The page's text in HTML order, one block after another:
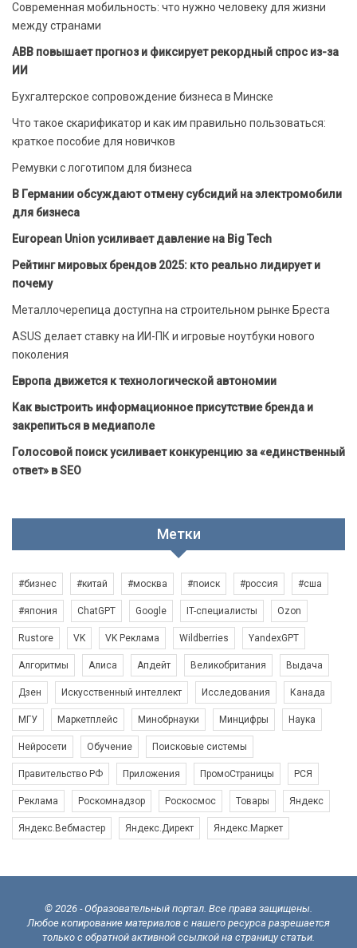
Современная мобильность: что нужно человеку для жизни
между странами
ABB повышает прогноз и фиксирует рекордный спрос из-за
ИИ
Бухгалтерское сопровождение бизнеса в Минске
Что такое скарификатор и как им правильно пользоваться:
краткое пособие для новичков
Ремувки с логотипом для бизнеса
В Германии обсуждают отмену субсидий на электромобили
для бизнеса
European Union усиливает давление на Big Tech
Рейтинг мировых брендов 2025: кто реально лидирует и
почему
Металлочерепица доступна на строительном рынке Бреста
ASUS делает ставку на ИИ-ПК и игровые ноутбуки нового
поколения
Европа движется к технологической автономии
Как выстроить информационное присутствие бренда и
закрепиться в медиаполе
Голосовой поиск усиливает конкуренцию за «единственный
ответ» в SEO
Метки
#бизнес #китай #москва #поиск #россия #сша
#япония ChatGPT Google IT-специалисты Ozon
Rustore VK VK Реклама Wildberries YandexGPT
Алгоритмы Алиса Апдейт Великобритания Выдача
Дзен Искусственный интеллект Исследования Канада
МГУ Маркетплейс Минобрнауки Минцифры Наука
Нейросети Обучение Поисковые системы
Правительство РФ Приложения ПромоСтраницы РСЯ
Реклама Роскомнадзор Роскосмос Товары Яндекс
Яндекс.Вебмастер Яндекс.Директ Яндекс.Маркет
© 2026 - Образовательный портал. Все права защищены.
Любое копирование материалов с нашего ресурса разрешается
только с обратной активной ссылкой на страницу статьи.